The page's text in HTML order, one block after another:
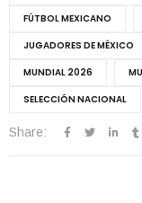
FÚTBOL MEXICANO
JUGADORES DE MÉXICO
MUNDIAL 2026
SELECCIÓN NACIONAL
Share: